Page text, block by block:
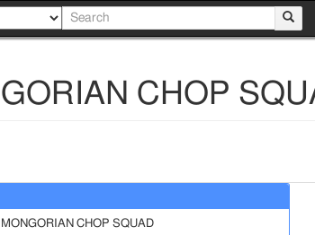
CHOP
MONGORIAN CHOP SQUAD